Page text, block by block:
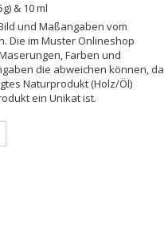
& 10 ml
und Maßangaben vom
Die im Muster Onlineshop
Farben und
die abweichen können, da
Naturprodukt (Holz/Öl)
ein Unikat ist.